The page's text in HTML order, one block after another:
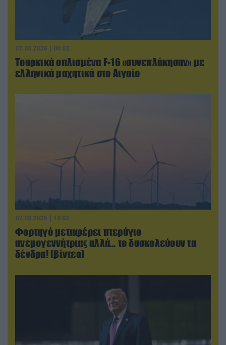
07.08.2026 | 00:02
Τουρκικά οπλισμένα F-16 «συνεπλάκησαν» με
ελληνικά μαχητικά στο Αιγαίο
07.08.2026 | 16:02
Φορτηγό μεταφέρει πτερύγιο
ανεμογεννήτριας αλλά… το δυσκολεύουν τα
δένδρα! (βίντεο)